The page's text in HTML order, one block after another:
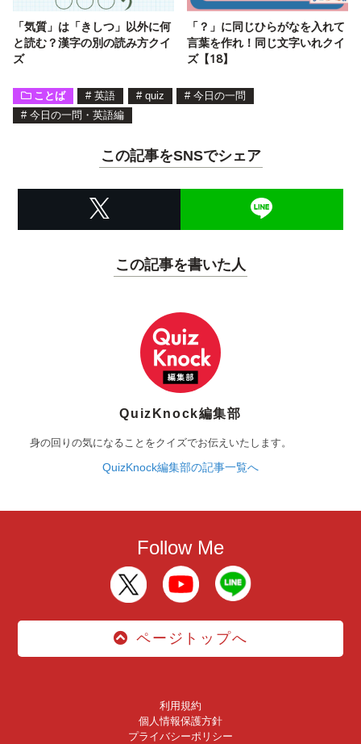
「気質」は「きしつ」以外に何
と読む？漢字の別の読み方クイ
ズ
「？」に同じひらがなを入れて
言葉を作れ！同じ文字いれクイ
ズ【18】
ことば # 英語 # quiz # 今日の一問
# 今日の一問・英語編
この記事をSNSでシェア
この記事を書いた人
QuizKnock編集部
身の回りの気になることをクイズでお伝えいたします。
QuizKnock編集部の記事一覧へ
Follow Me
ページトップへ
利用規約
個人情報保護方針
プライバシーポリシー